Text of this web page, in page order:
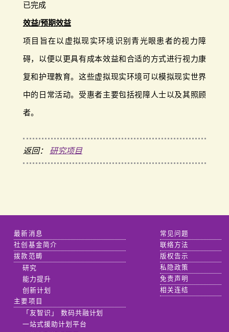
已完成
效益/预期效益
项目旨在以虚拟现实环境识别青光眼患者的视力障
碍，以便以更具有成本效益和合适的方式进行视力康
复和护理教育。这些虚拟现实环境可以模拟现实世界
中的日常活动。受惠者主要包括视障人士以及其照顾
者。
返回： 研究项目
最新消息
社创基金简介
拨款范畴
研究
能力提升
创新计划
主要项目
「友智识」 数码共融计划
一站式援助计划平台
常见问题
联络方法
版权告示
私隐政策
免责声明
相关连结